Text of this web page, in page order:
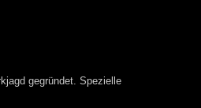
gegründet. Spezielle